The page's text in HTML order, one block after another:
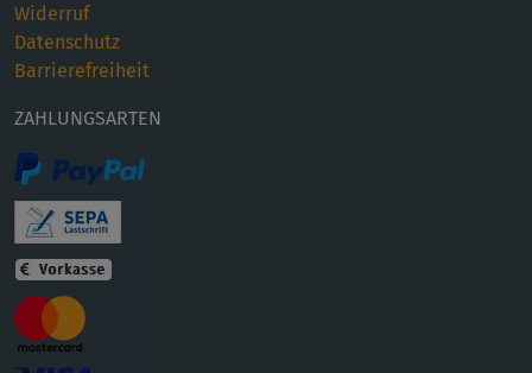
Widerruf
Datenschutz
Barrierefreiheit
ZAHLUNGSARTEN